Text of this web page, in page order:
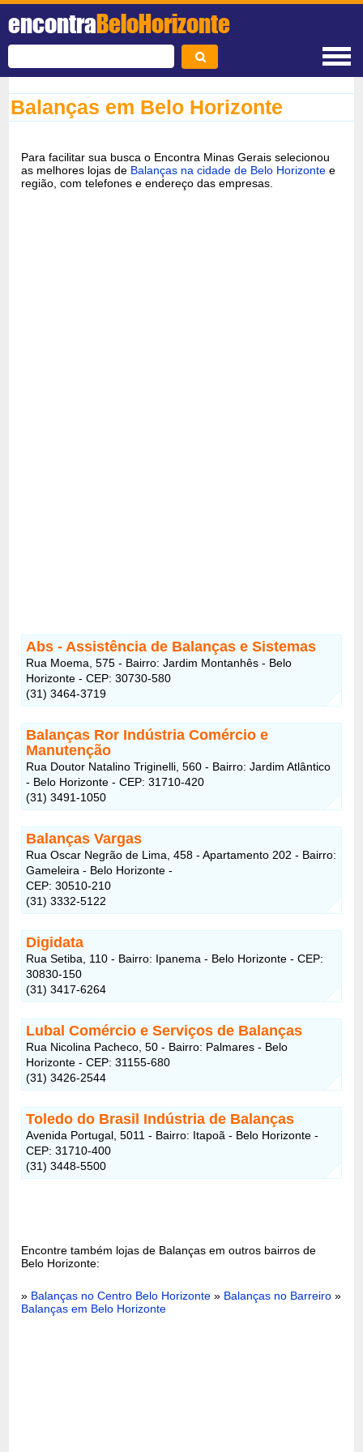
encontraBeloHorizonte
Balanças em Belo Horizonte
Para facilitar sua busca o Encontra Minas Gerais selecionou
as melhores lojas de Balanças na cidade de Belo Horizonte e
região, com telefones e endereço das empresas.
Abs - Assistência de Balanças e Sistemas
Rua Moema, 575 - Bairro: Jardim Montanhês - Belo
Horizonte - CEP: 30730-580
(31) 3464-3719
Balanças Ror Indústria Comércio e
Manutenção
Rua Doutor Natalino Triginelli, 560 - Bairro: Jardim Atlântico
- Belo Horizonte - CEP: 31710-420
(31) 3491-1050
Balanças Vargas
Rua Oscar Negrão de Lima, 458 - Apartamento 202 - Bairro:
Gameleira - Belo Horizonte -
CEP: 30510-210
(31) 3332-5122
Digidata
Rua Setiba, 110 - Bairro: Ipanema - Belo Horizonte - CEP:
30830-150
(31) 3417-6264
Lubal Comércio e Serviços de Balanças
Rua Nicolina Pacheco, 50 - Bairro: Palmares - Belo
Horizonte - CEP: 31155-680
(31) 3426-2544
Toledo do Brasil Indústria de Balanças
Avenida Portugal, 5011 - Bairro: Itapoã - Belo Horizonte -
CEP: 31710-400
(31) 3448-5500
Encontre também lojas de Balanças em outros bairros de
Belo Horizonte:
» Balanças no Centro Belo Horizonte » Balanças no Barreiro »
Balanças em Belo Horizonte